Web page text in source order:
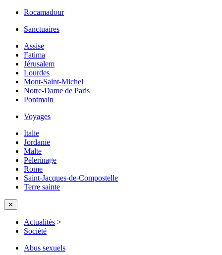
Rocamadour
Sanctuaires
Assise
Fatima
Jérusalem
Lourdes
Mont-Saint-Michel
Notre-Dame de Paris
Pontmain
Voyages
Italie
Jordanie
Malte
Pèlerinage
Rome
Saint-Jacques-de-Compostelle
Terre sainte
✕
Actualités >
Société
Abus sexuels